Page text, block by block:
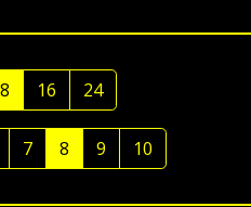
8 16 24
7 8 9 10